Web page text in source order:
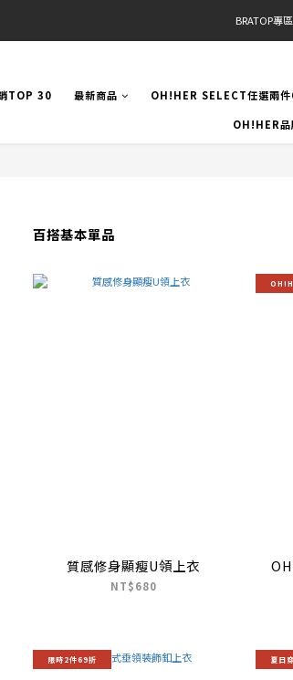
官網限
BRATOP專
官網限
TOP 30 最新商品 OH!HER SELECT任選兩
OH!HER品
百搭基本單品
質感修身顯瘦U領上衣
NT$680
限時2件69折 夏日